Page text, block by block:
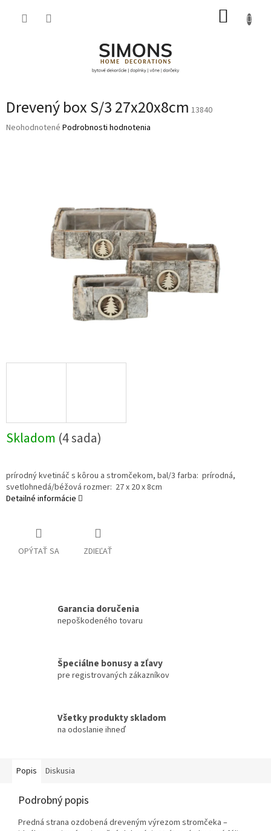
Drevený box S/3 27x20x8cm 13840
Priemerné
Neohodnotené Podrobnosti hodnotenia
Skladom (4 sada)
prírodný kvetináč s kôrou a stromčekom, bal/3 farba: prírodná,
svetlohnedá/béžová rozmer: 27 x 20 x 8cm
Detailné informácie
OPÝTAŤ SA ZDIEĽAŤ
Garancia doručenia
nepoškodeného tovaru
Špeciálne bonusy a zľavy
pre registrovaných zákazníkov
Všetky produkty skladom
na odoslanie ihneď
Popis Diskusia
Podrobný popis
Predná strana ozdobená dreveným výrezom stromčeka –